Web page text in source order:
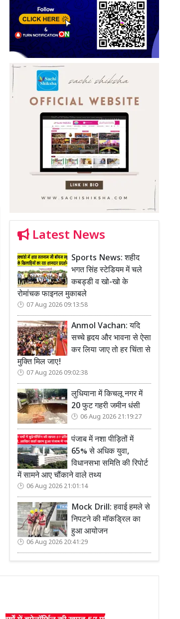
Latest News
Sports News: शहीद
भगत सिंह स्टेडियम में चले
कबड्डी व खो-खो के
रोमांचक फाइनल मुकाबले
07 Aug 2026 09:13:58
Anmol Vachan: यदि
सच्चे हृदय और भावना से ऐसा
कर लिया जाए तो हर चिंता से
मुक्ति मिल जाए!
07 Aug 2026 09:02:38
लुधियाना में किचलू नगर में
20 फुट गहरी जमीन धंसी
06 Aug 2026 21:19:27
पंजाब में नशा पीड़ितों में
65% से अधिक युवा,
विधानसभा समिति की रिपोर्ट
में सामने आए चौंकाने वाले तथ्य
06 Aug 2026 21:01:14
Mock Drill: हवाई हमले से
निपटने की मॉकड्रिल का
हुआ आयोजन
06 Aug 2026 20:41:29